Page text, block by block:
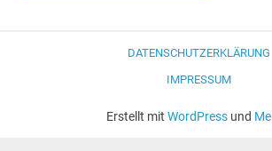
DATENSCHUTZERKLÄRUNG
IMPRESSUM
Erstellt mit WordPressund